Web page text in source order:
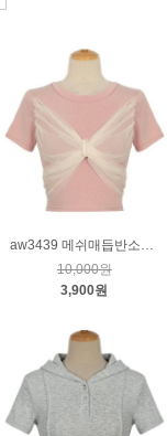
aw3439 메쉬매듭반소매티_핑크
10,000원
3,900원